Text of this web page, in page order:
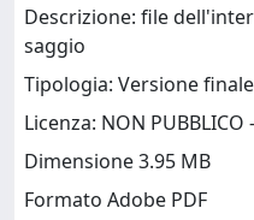
Descrizione: file
saggio
Tipologia: Versione
Licenza: NON
Dimensione 3.95 MB
Formato Adobe PDF